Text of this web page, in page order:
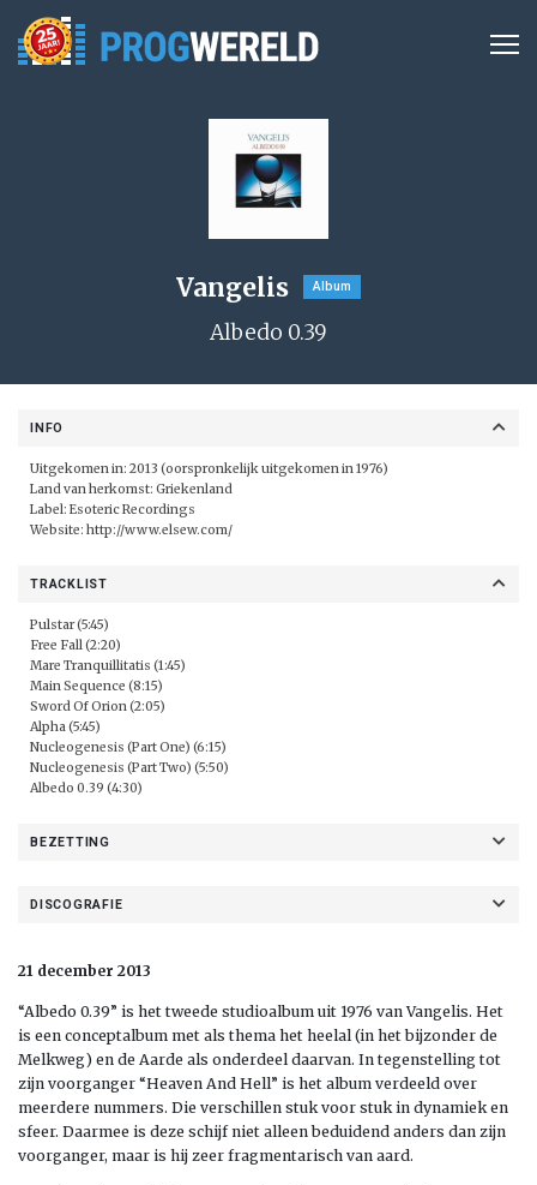
Vangelis Album
Albedo 0.39
INFO
Uitgekomen in: 2013 (oorspronkelijk uitgekomen in 1976)
Land van herkomst: Griekenland
Label: Esoteric Recordings
Website: http://www.elsew.com/
TRACKLIST
Pulstar (5:45)
Free Fall (2:20)
Mare Tranquillitatis (1:45)
Main Sequence (8:15)
Sword Of Orion (2:05)
Alpha (5:45)
Nucleogenesis (Part One) (6:15)
Nucleogenesis (Part Two) (5:50)
Albedo 0.39 (4:30)
BEZETTING
DISCOGRAFIE
21 december 2013
“Albedo 0.39” is het tweede studioalbum uit 1976 van Vangelis. Het
is een conceptalbum met als thema het heelal (in het bijzonder de
Melkweg) en de Aarde als onderdeel daarvan. In tegenstelling tot
zijn voorganger “Heaven And Hell” is het album verdeeld over
meerdere nummers. Die verschillen stuk voor stuk in dynamiek en
sfeer. Daarmee is deze schijf niet alleen beduidend anders dan zijn
voorganger, maar is hij zeer fragmentarisch van aard.